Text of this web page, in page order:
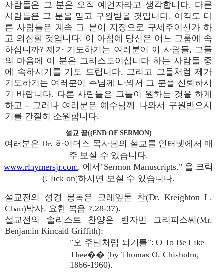
사람들은 그 분은 오직 예언자라고 생각합니다. 다른
사람들은 그 분을 믿고 구원받을 것입니다. 아직도 다
른 사람들은 계속 그 분이 지정으로 구세주이신가 하
고 의심할 것입니다. 이 아침에 당신은 어느 그룹에 속
하십니까? 제가 기도하기는 여러분이 이 사람들, 그들
의 마음에 이 분은 그리스도이십니다 하는 사람들 중
에 속하시기를 기도 드립니다. 그리고 그들처럼 제가
기도하기는 여러분이 주님께 나와서 그 분을 신뢰하시
기 바랍니다. 다른 사람들은 그들이 원하는 것을 하게
하고 - 그러나 여러분은 예수님께 나와서 구원받으시
기를 간절히 소원합니다.
설교 끝((END OF SERMON)
여러분은 Dr. 하이머스 목사님의 설교를 인터넷에서 매
주 보실 수 있습니다.
www.rlhymersjr.com. 에서"Sermon Manuscripts." 을 크릭
(Click on)하시면 보실 수 있습니다.
설교전의 성경 봉독은 크레잎톤 찬(Dr. Kreighton L.
Chan)박사: 요한 복음 7:28-37).
설교전의 솔리스트 찬양은 벤자민 그리피스씨(Mr.
Benjamin Kincaid Griffith):
"오 주님처럼 되기를": O To Be Like
Thee�� (by Thomas O. Chisholm,
1866-1960).